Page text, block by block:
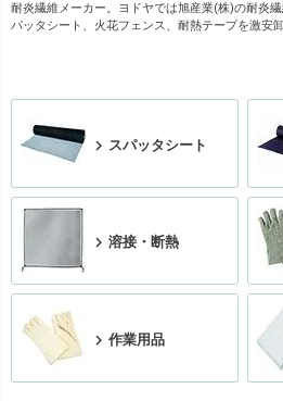
耐炎繊維メーカー。ヨドヤでは旭産業(株)の耐炎
パッタシート、火花フェンス、耐熱テープを激安
スパッタシート
溶接・断熱
作業用品